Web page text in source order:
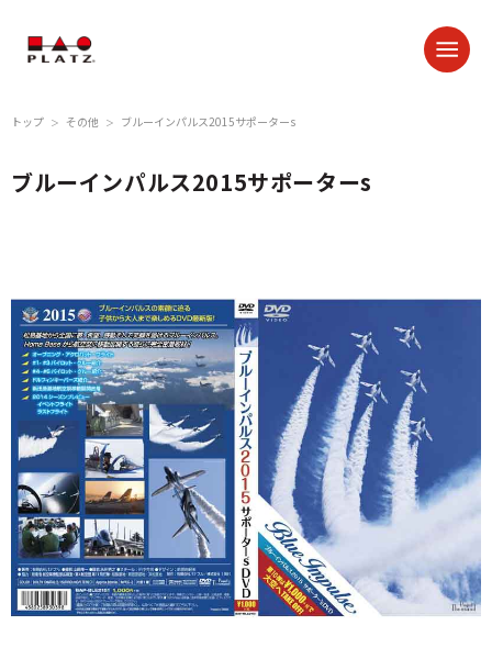
トップ ＞ その他 ＞ ブルーインパルス2015サポーターs
ブルーインパルス2015サポーターs